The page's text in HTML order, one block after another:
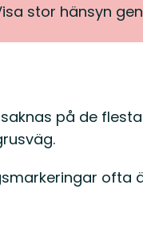
stor hänsyn
på de
ofta